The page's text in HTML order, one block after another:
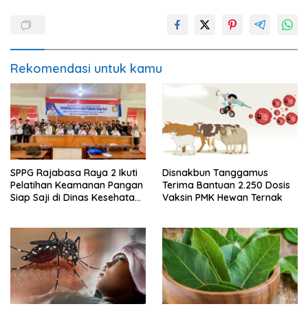
Rekomendasi untuk kamu
SPPG Rajabasa Raya 2 Ikuti
Pelatihan Keamanan Pangan
Siap Saji di Dinas Kesehatan
Disnakbun Tanggamus
Terima Bantuan 2.250 Dosis
Vaksin PMK Hewan Ternak